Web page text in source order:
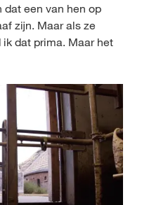
dat een van hen op
zijn. Maar als ze
dat prima. Maar het